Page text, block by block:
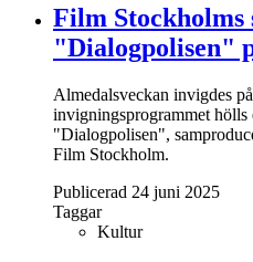
Film
"Dialogpolisen"
Almedalsveckan invigdes
invigningsprogrammet hölls
"Dialogpolisen",
Film Stockholm.
Publicerad 24 juni 2025
Taggar
Kultur